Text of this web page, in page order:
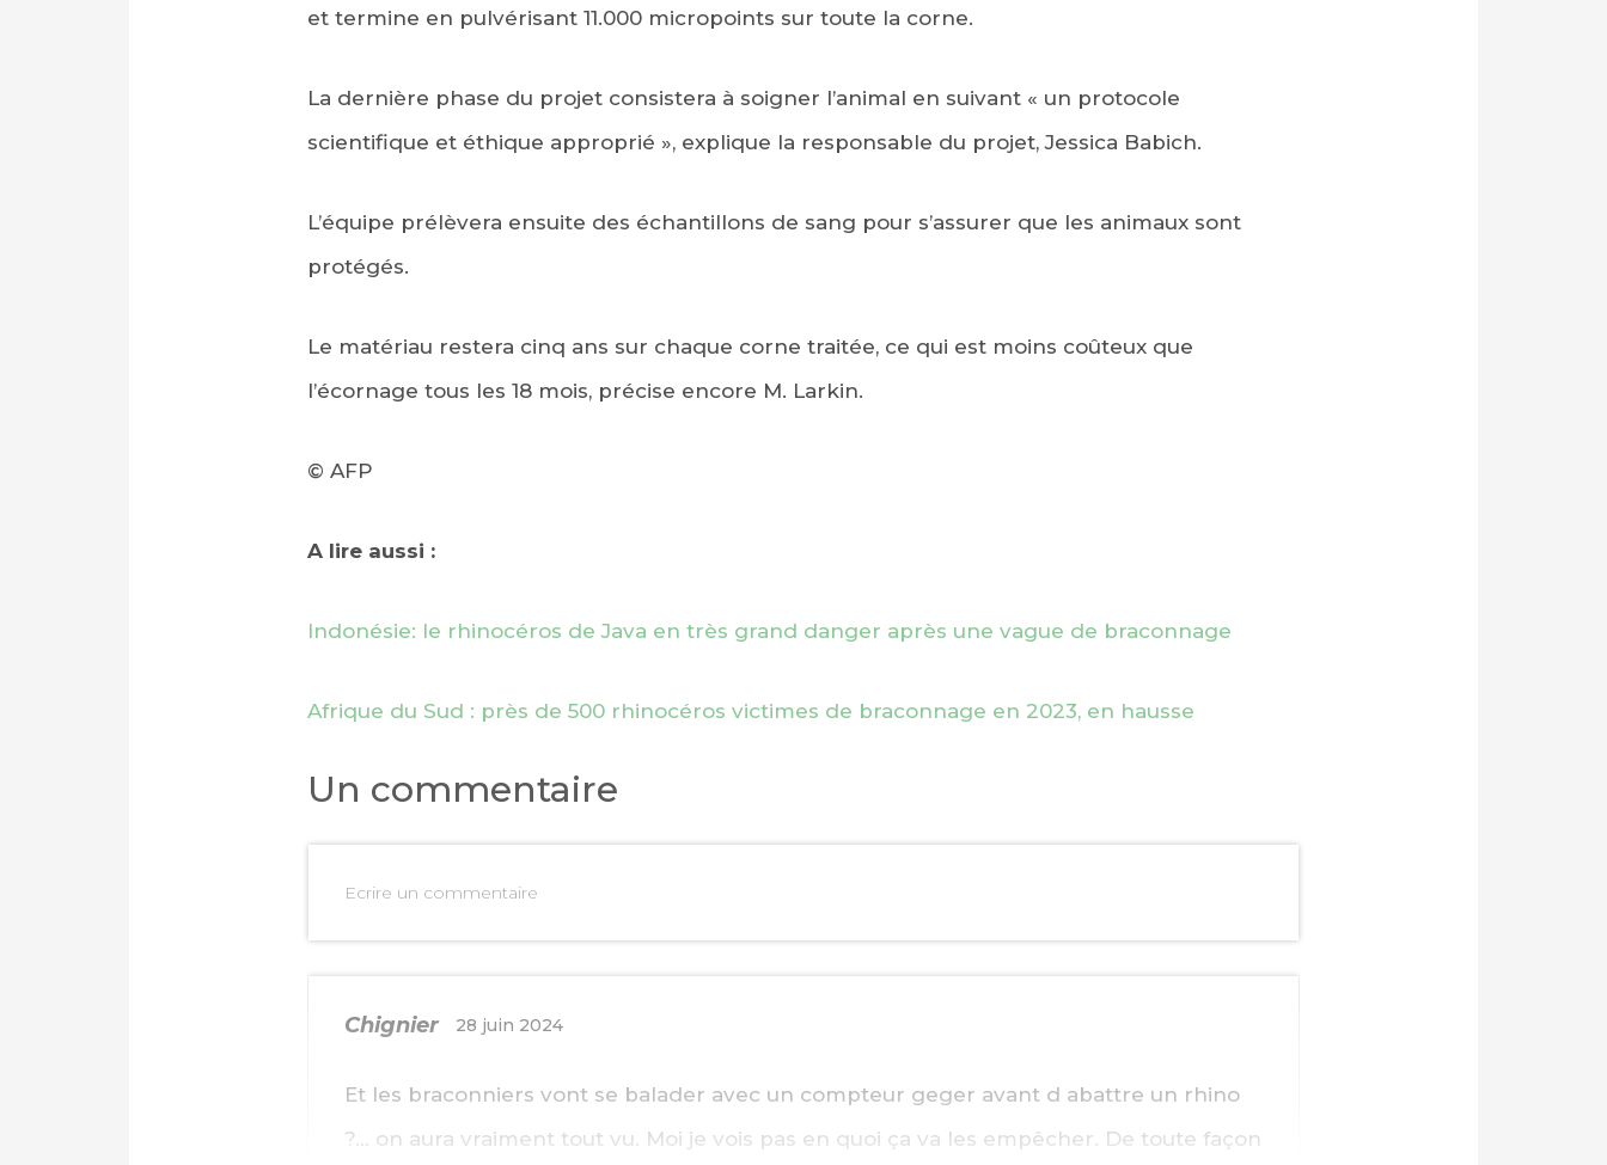
et termine en pulvérisant 11.000 micropoints sur toute la corne.
La dernière phase du projet consistera à soigner l’animal en suivant « un protocole
scientifique et éthique approprié », explique la responsable du projet, Jessica Babich.
L’équipe prélèvera ensuite des échantillons de sang pour s’assurer que les animaux sont
protégés.
Le matériau restera cinq ans sur chaque corne traitée, ce qui est moins coûteux que
l’écornage tous les 18 mois, précise encore M. Larkin.
© AFP
A lire aussi :
Indonésie: le rhinocéros de Java en très grand danger après une vague de braconnage
Afrique du Sud : près de 500 rhinocéros victimes de braconnage en 2023, en hausse
Un commentaire
Ecrire un commentaire
Chignier 28 juin 2024
Et les braconniers vont se balader avec un compteur geger avant d abattre un rhino
?… on aura vraiment tout vu. Moi je vois pas en quoi ça va les empêcher. De toute façon